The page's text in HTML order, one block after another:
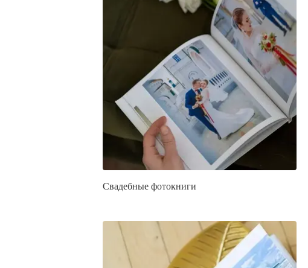
Свадебные фотокниги